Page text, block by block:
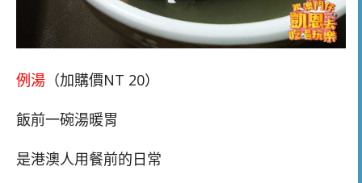
例湯 （加購價NT 20）
飯前一碗湯暖胃
是港澳人用餐前的日常